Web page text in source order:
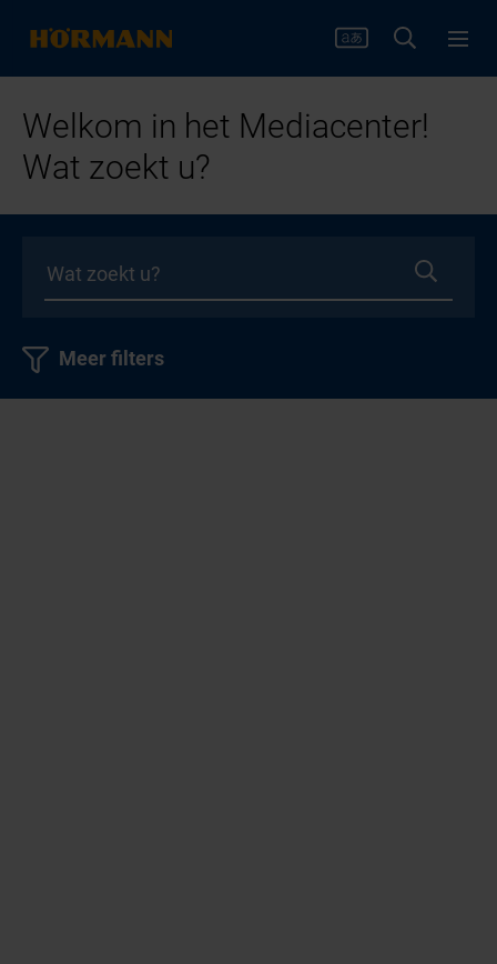
Welkom in het Mediacenter!
Wat zoekt u?
Meer filters